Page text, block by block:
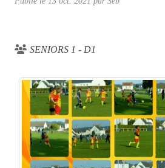
SENIORS 1 - D1